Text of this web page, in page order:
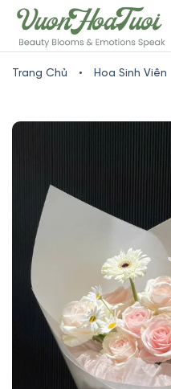
www.vuonhoatuoi.vnSkip
to
content
Trang Chủ • Hoa Sinh Viên